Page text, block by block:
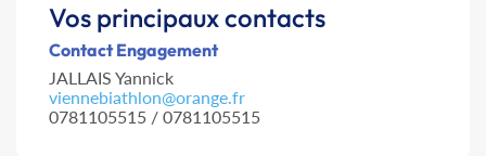
Vos principaux contacts
Contact Engagement
JALLAIS Yannick
viennebiathlon@orange.fr
0781105515 / 0781105515